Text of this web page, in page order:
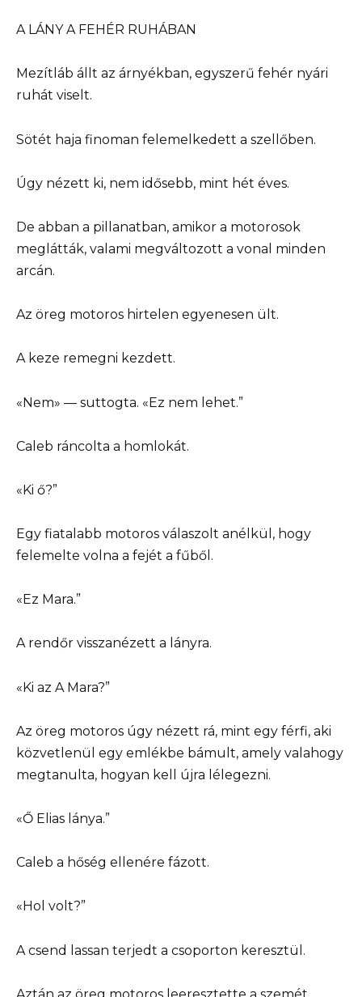
A LÁNY A FEHÉR RUHÁBAN
Mezítláb állt az árnyékban, egyszerű fehér nyári
ruhát viselt.
Sötét haja finoman felemelkedett a szellőben.
Úgy nézett ki, nem idősebb, mint hét éves.
De abban a pillanatban, amikor a motorosok
meglátták, valami megváltozott a vonal minden
arcán.
Az öreg motoros hirtelen egyenesen ült.
A keze remegni kezdett.
«Nem» — suttogta. «Ez nem lehet.”
Caleb ráncolta a homlokát.
«Ki ő?”
Egy fiatalabb motoros válaszolt anélkül, hogy
felemelte volna a fejét a fűből.
«Ez Mara.”
A rendőr visszanézett a lányra.
«Ki az A Mara?”
Az öreg motoros úgy nézett rá, mint egy férfi, aki
közvetlenül egy emlékbe bámult, amely valahogy
megtanulta, hogyan kell újra lélegezni.
«Ő Elias lánya.”
Caleb a hőség ellenére fázott.
«Hol volt?”
A csend lassan terjedt a csoporton keresztül.